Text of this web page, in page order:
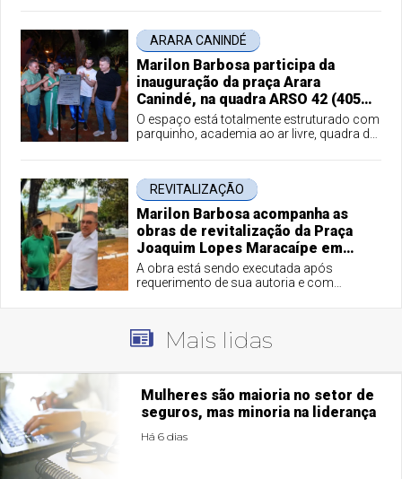
ARARA CANINDÉ
Marilon Barbosa participa da
inauguração da praça Arara
Canindé, na quadra ARSO 42 (405
Sul)
O espaço está totalmente estruturado com
parquinho, academia ao ar livre, quadra de
REVITALIZAÇÃO
Marilon Barbosa acompanha as
obras de revitalização da Praça
Joaquim Lopes Maracaípe em
Taquaruçu
A obra está sendo executada após
requerimento de sua autoria e com
Mais lidas
Mulheres são maioria no setor de
seguros, mas minoria na liderança
Há 6 dias